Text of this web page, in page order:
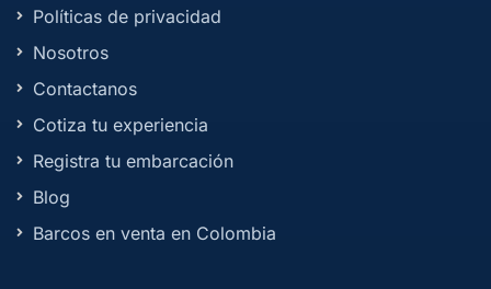
Políticas de privacidad
Nosotros
Contactanos
Cotiza tu experiencia
Registra tu embarcación
Blog
Barcos en venta en Colombia